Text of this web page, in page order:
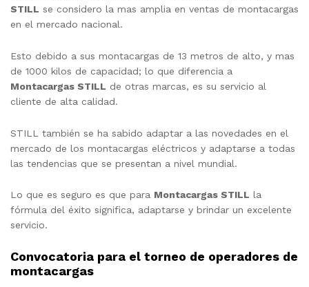
STILL se considero la mas amplia en ventas de montacargas
en el mercado nacional.
Esto debido a sus montacargas de 13 metros de alto, y mas
de 1000 kilos de capacidad; lo que diferencia a
Montacargas STILL de otras marcas, es su servicio al
cliente de alta calidad.
STILL también se ha sabido adaptar a las novedades en el
mercado de los montacargas eléctricos y adaptarse a todas
las tendencias que se presentan a nivel mundial.
Lo que es seguro es que para Montacargas STILL la
fórmula del éxito significa, adaptarse y brindar un excelente
servicio.
Convocatoria para el torneo de operadores de
montacargas